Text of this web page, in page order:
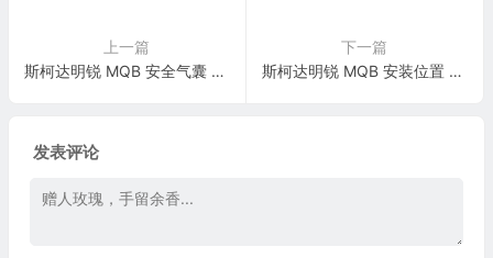
上一篇
斯柯达明锐 MQB 安全气囊 电路图
下一篇
斯柯达明锐 MQB 安装位置 保险丝 电路图
发表评论